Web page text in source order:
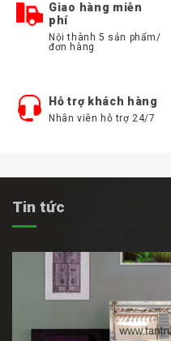
Giao hàng miễn
phí
Nội thành 5 sản phẩm/
đơn hàng
Hỗ trợ khách hàng
Nhân viên hỗ trợ 24/7
Tin tức